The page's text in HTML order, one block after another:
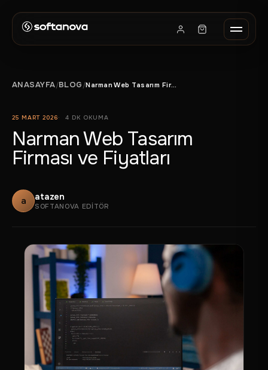
ANASAYFA/BLOG / Narman Web Tasarım Firması ve Fiyatları
25 MART 2026 4 DK OKUMA
Narman Web Tasarım
Firması ve Fiyatları
a atazen
SOFTANOVA EDITÖR